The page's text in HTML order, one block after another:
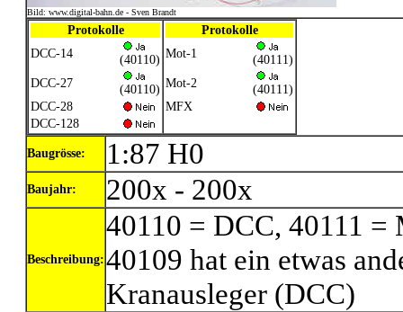
Bild: www.digital-bahn.de - Sven Brandt
Protokolle
DCC-14
(40110)
DCC-27
(40110)
DCC-28
DCC-128
Protokolle
Mot-1
(40111)
Mot-2
(40111)
MFX
Baugrösse: 1:87 H0
Baujahr: 200x - 200x
Beschreibung:
40110 = DCC, 40111 =
40109 hat ein etwas
Kranausleger (DCC)